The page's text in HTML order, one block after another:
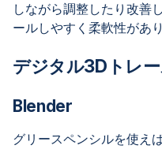
しながら調整したり改善
ールしやすく柔軟性があり
デジタル3Dトレ
Blender
グリースペンシルを使え